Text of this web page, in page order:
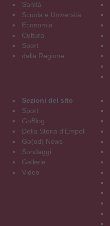
Sanità
Scuola e Università
Economia
Cultura
Sport
dalla Regione
Sezioni del sito
Sport
GoBlog
Della Storia d'Empoli
Go(od) News
Sondaggi
Gallerie
Video